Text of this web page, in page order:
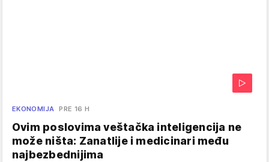
EKONOMIJA PRE 16 H
Ovim poslovima veštačka inteligencija ne
može ništa: Zanatlije i medicinari među
najbezbednijima